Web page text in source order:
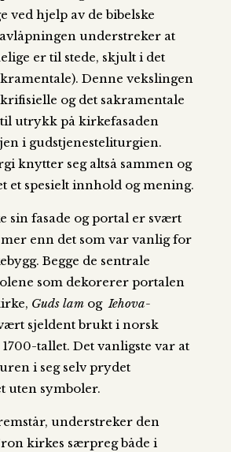
ved hjelp av de bibelske
understreker at
er til stede, skjult i det
Denne vekslingen
og det sakramentale
utrykk på kirkefasaden
i gudstjenesteliturgien.
knytter seg altså sammen og
et spesielt innhold og mening.
sin fasade og portal er svært
enn det som var vanlig for
Begge de sentrale
som dekorerer portalen
Guds lamogIehova-
sjeldent brukt i norsk
tallet. Det vanligste var at
i seg selv prydet
uten symboler.
understreker den
kirkes særpreg både i